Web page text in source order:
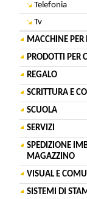
Telefonia
Tv
MACCHINE PER
PRODOTTI PER
REGALO
SCRITTURA E
SCUOLA
SERVIZI
SPEDIZIONE
MAGAZZINO
VISUAL E
SISTEMI DI